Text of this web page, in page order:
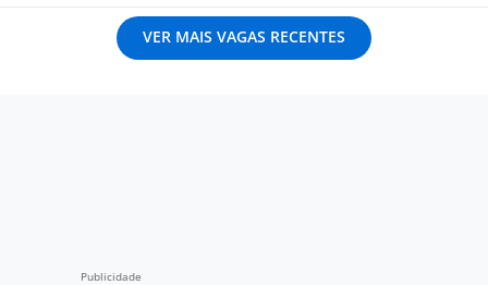
VER MAIS VAGAS RECENTES